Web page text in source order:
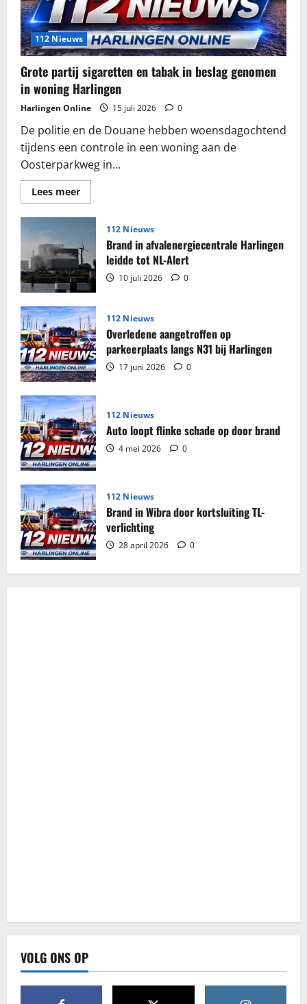
112 Nieuws
Grote partij sigaretten en tabak in beslag genomen
in woning Harlingen
Harlingen Online 15 juli 2026 0
De politie en de Douane hebben woensdagochtend
tijdens een controle in een woning aan de
Oosterparkweg in...
Lees meerLees
meer
Grote
sigaretten
en
tabak
in
beslag
genomen
in
woning
Harlingen
112 Nieuws
Brand in afvalenergiecentrale Harlingen
leidde tot NL-Alert
10 juli 2026 0
112 Nieuws
Overledene aangetroffen op
parkeerplaats langs N31 bij Harlingen
17 juni 2026 0
112 Nieuws
Auto loopt flinke schade op door brand
4 mei 2026 0
112 Nieuws
Brand in Wibra door kortsluiting TL-
verlichting
28 april 2026 0
VOLG ONS OP